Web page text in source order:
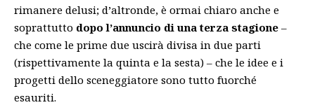
rimanere delusi; d’altronde, è ormai chiaro anche e
soprattutto dopo l’annuncio di una terza stagione –
che come le prime due uscirà divisa in due parti
(rispettivamente la quinta e la sesta) – che le idee e i
progetti dello sceneggiatore sono tutto fuorché
esauriti.